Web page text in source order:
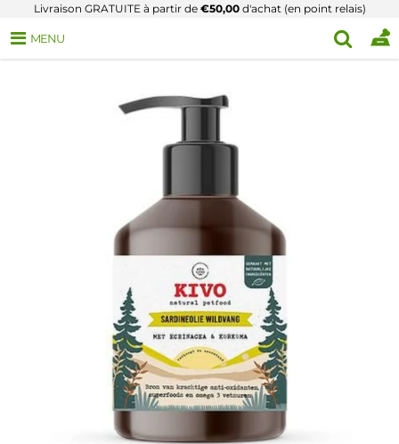
Livraison GRATUITE à partir de €50,00d'achat (en point relais)
MENU